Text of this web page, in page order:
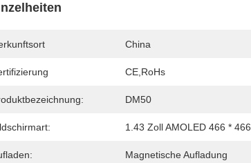
China
CE,RoHs
DM50
1.43 Zoll AMOLED 466 * 466
Magnetische Aufladung